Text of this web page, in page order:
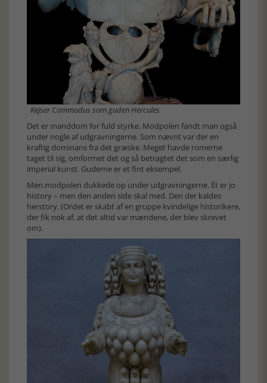
Kejser Commodus som guden Hercules
Det er manddom for fuld styrke. Modpolen fandt man også
under nogle af udgravningerne. Som nævnt var der en
kraftig dominans fra det græske. Meget havde romerne
taget til sig, omformet det og så betragtet det som en særlig
imperial kunst. Guderne er et fint eksempel.
Men modpolen dukkede op under udgravningerne. Ét er jo
history – men den anden side skal med. Den der kaldes
herstory. (Ordet er skabt af en gruppe kvindelige historikere,
der fik nok af, at det altid var mændene, der blev skrevet
om).